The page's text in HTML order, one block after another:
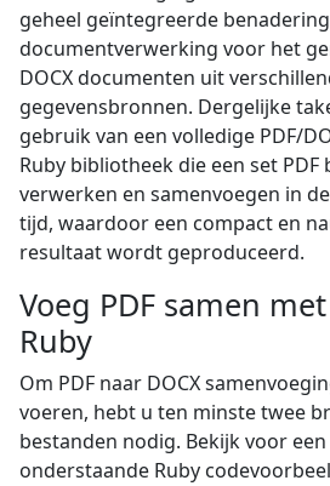
geheel geïntegreerde
documentverwerking voor het
DOCX documenten uit
gegevensbronnen. Dergelijke
gebruik van een volledige PDF/
Ruby bibliotheek die een set PDF
verwerken en samenvoegen in
tijd, waardoor een compact en
resultaat wordt geproduceerd.
Voeg PDF samen
Ruby
Om PDF naar DOCX
voeren, hebt u ten minste twee
bestanden nodig. Bekijk voor
onderstaande Ruby